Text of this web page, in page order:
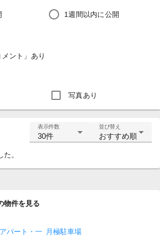
1週間以内に公開
メント」あり
写真あり
表示件数
30件
並び替え
おすすめ順
。
物件を見る
パート・一
月極駐車場